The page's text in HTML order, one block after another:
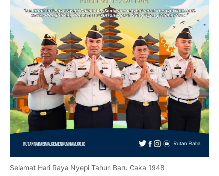
Selamat Hari Raya Nyepi Tahun Baru Caka 1948